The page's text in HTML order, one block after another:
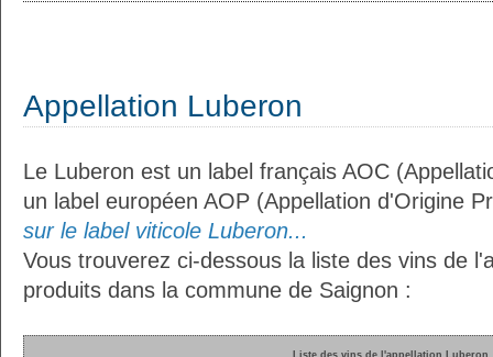
Appellation Luberon
Le Luberon est un label français AOC
un label européen AOP (Appellation d'Origine
sur le label viticole Luberon...
Vous trouverez ci-dessous la liste des vins de
produits dans la commune de Saignon :
Liste des vins de l'appellation Luberon